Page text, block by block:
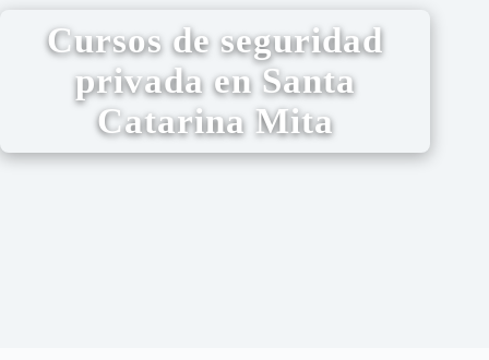
Cursos de seguridad
privada en Santa
Catarina Mita